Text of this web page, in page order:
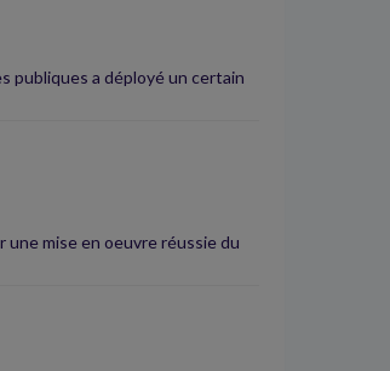
publiques a déployé un certain
mise en oeuvre réussie du